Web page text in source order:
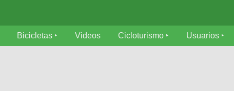
Bicicletas Videos Cicloturismo Usuarios